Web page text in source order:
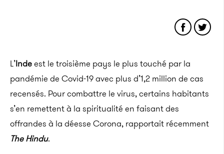
L’Indeest le troisième pays le plus touché par la
pandémie de Covid-19 avec plus d’1,2 million de cas
recensés. Pour combattre le virus, certains habitants
s’en remettent à la spiritualité en faisant des
offrandes à la déesse Corona, rapportait récemment
The Hindu.